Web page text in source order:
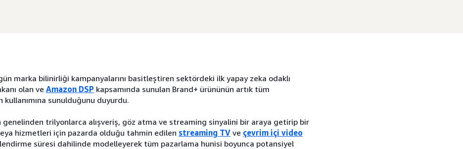
marka bilinirliği kampanyalarını basitleştiren sektördeki ilk yapay zeka odaklı
olan ve Amazon DSP kapsamında sunulan Brand+ ürününün artık tüm
kullanımına sunulduğunu duyurdu.
genelinden trilyonlarca alışveriş, göz atma ve streaming sinyalini bir araya getirip bir
hizmetleri için pazarda olduğu tahmin edilen streaming TV ve çevrim içi video
süresi dahilinde modelleyerek tüm pazarlama hunisi boyunca potansiyel